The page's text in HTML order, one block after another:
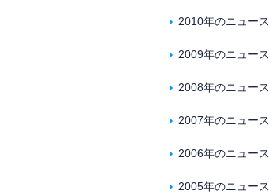
2010年のニュース
2009年のニュース
2008年のニュース
2007年のニュース
2006年のニュース
2005年のニュース